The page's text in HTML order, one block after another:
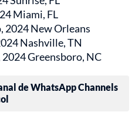
Miami, FL
2024 New Orleans
Nashville, TN
Greensboro, NC
de WhatsApp Channels